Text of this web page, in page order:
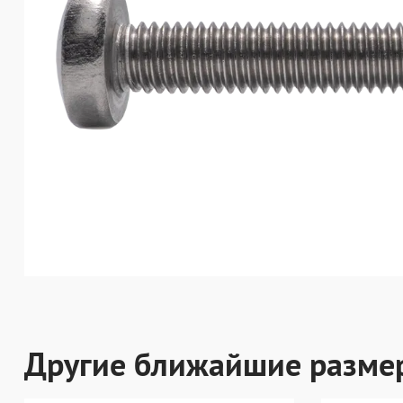
Другие ближайшие